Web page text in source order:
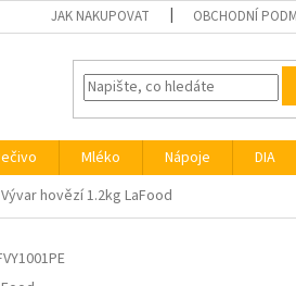
JAK NAKUPOVAT OBCHODNÍ
Mléko Nápoje DIA
Vývar hovězí 1.2kg LaFood